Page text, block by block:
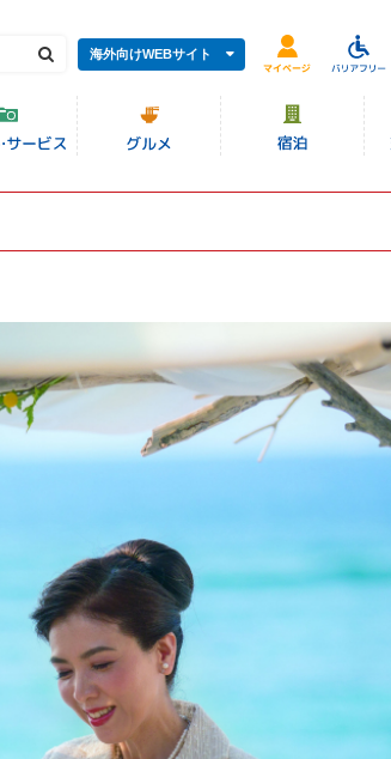
海外向けWEBサイト